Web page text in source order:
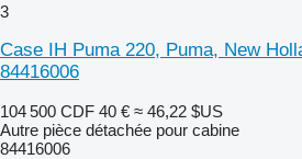
3
Case IH Puma 220, Puma, New
84416006
104 500 CDF 40 € ≈ 46,22 $US
Autre pièce détachée pour cabine
84416006